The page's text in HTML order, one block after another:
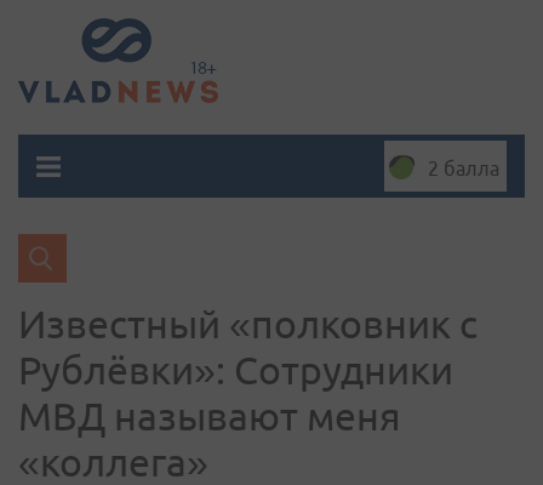
2 балла
Известный «полковник с
Рублёвки»: Сотрудники
МВД называют меня
«коллега»